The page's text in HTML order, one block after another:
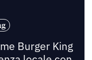
Burger King